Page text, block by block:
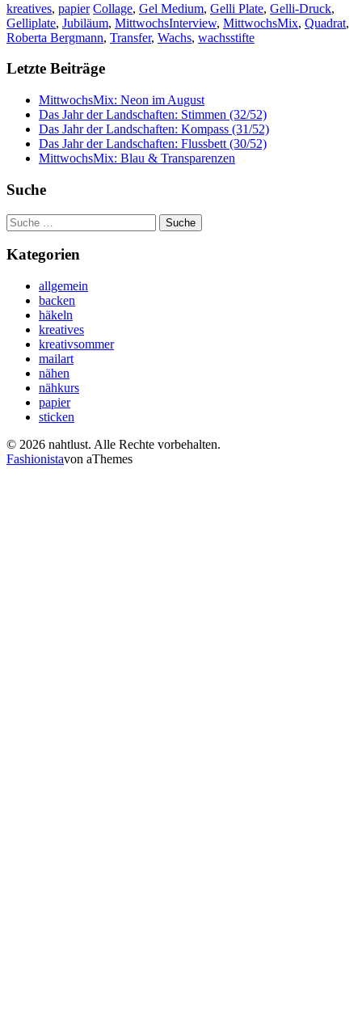
kreatives, papier Collage, Gel Medium, Gelli Plate, Gelli-Druck,
Gelliplate, Jubiläum, MittwochsInterview, MittwochsMix, Quadrat,
Roberta Bergmann, Transfer, Wachs, wachsstifte
Letzte Beiträge
MittwochsMix: Neon im August
Das Jahr der Landschaften: Stimmen (32/52)
Das Jahr der Landschaften: Kompass (31/52)
Das Jahr der Landschaften: Flussbett (30/52)
MittwochsMix: Blau & Transparenzen
Suche
Suche
nach:
Kategorien
allgemein
backen
häkeln
kreatives
kreativsommer
mailart
nähen
nähkurs
papier
sticken
© 2026 nahtlust. Alle Rechte vorbehalten.
Fashionistavon aThemes